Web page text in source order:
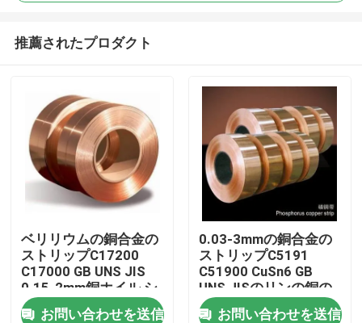
推薦されたプロダクト
ベリリウムの銅合金の
ストリップC17200
C17000 GB UNS JIS
0.15-2mm銅ホイル シ
ート ロール
お問い合わせを送信
0.03-3mmの銅合金の
ストリップC5191
C51900 CuSn6 GB
UNS JISのリンの銅の
ストリップのコイル
お問い合わせを送信